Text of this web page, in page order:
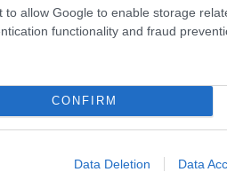
to allow Google to enable storage
functionality and fraud
CONFIRM
Data Deletion Data
Ανοικτή πλατφόρμα έως και
Δήλωσε